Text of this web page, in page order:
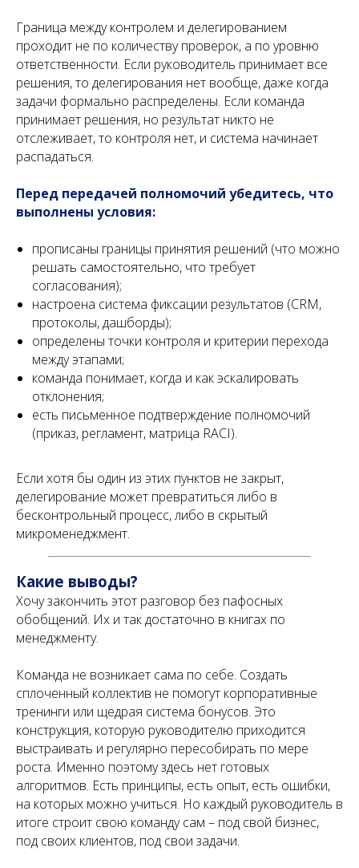
Граница между контролем и делегированием
проходит не по количеству проверок, а по уровню
ответственности. Если руководитель принимает все
решения, то делегирования нет вообще, даже когда
задачи формально распределены. Если команда
принимает решения, но результат никто не
отслеживает, то контроля нет, и система начинает
распадаться.
Перед передачей полномочий убедитесь, что
выполнены условия:
прописаны границы принятия решений (что можно
решать самостоятельно, что требует
согласования);
настроена система фиксации результатов (CRM,
протоколы, дашборды);
определены точки контроля и критерии перехода
между этапами;
команда понимает, когда и как эскалировать
отклонения;
есть письменное подтверждение полномочий
(приказ, регламент, матрица RACI).
Если хотя бы один из этих пунктов не закрыт,
делегирование может превратиться либо в
бесконтрольный процесс, либо в скрытый
микроменеджмент.
Какие выводы?
Хочу закончить этот разговор без пафосных
обобщений. Их и так достаточно в книгах по
менеджменту.
Команда не возникает сама по себе. Создать
сплоченный коллектив не помогут корпоративные
тренинги или щедрая система бонусов. Это
конструкция, которую руководителю приходится
выстраивать и регулярно пересобирать по мере
роста. Именно поэтому здесь нет готовых
алгоритмов. Есть принципы, есть опыт, есть ошибки,
на которых можно учиться. Но каждый руководитель в
итоге строит свою команду сам – под свой бизнес,
под своих клиентов, под свои задачи.